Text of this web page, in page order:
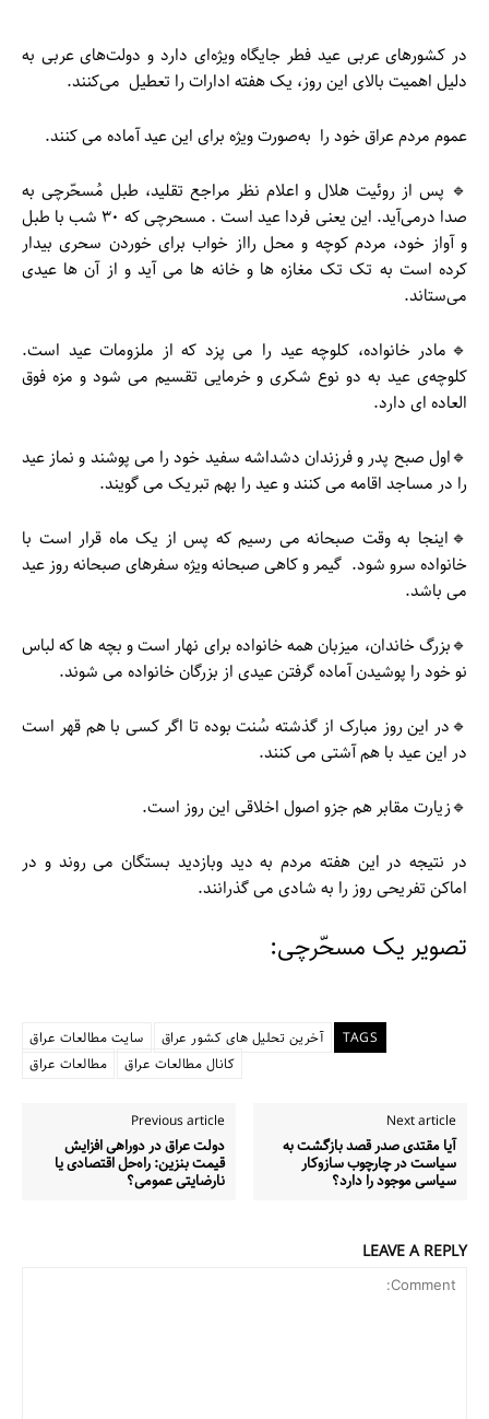
در کشورهای عربی عید فطر جایگاه ویژه‌ای دارد و دولت‌های عربی به
دلیل اهمیت بالای این روز، یک هفته ادارات را تعطیل می‌کنند.
عموم مردم عراق خود را به‌صورت ویژه برای این عید آماده می کنند.
🔹 پس از روئیت هلال و اعلام نظر مراجع تقلید، طبل مُسحّرچی به
صدا درمی‌آید. این یعنی فردا عید است . مسحرچی که ۳۰ شب با طبل
و آواز خود، مردم کوچه و محل رااز خواب برای خوردن سحری بیدار
کرده است به تک تک مغازه ها و خانه ها می آید و از آن ها عیدی
می‌ستاند.
🔹مادر خانواده، کلوچه عید را می پزد که از ملزومات عید است.
کلوچه‌ی عید به دو نوع شکری و خرمایی تقسیم می شود و مزه فوق
العاده ای دارد.
🔹اول صبح پدر و فرزندان دشداشه سفید خود را می پوشند و نماز عید
را در مساجد اقامه می کنند و عید را بهم تبریک می گویند.
🔹اینجا به وقت صبحانه می رسیم که پس از یک ماه قرار است با
خانواده سرو شود. گیمر و کاهی صبحانه ویژه سفرهای صبحانه روز عید
می باشد.
🔹بزرگ خاندان، میزبان همه خانواده برای نهار است و بچه ها که لباس
نو خود را پوشیدن آماده گرفتن عیدی از بزرگان خانواده می شوند.
🔹در این روز مبارک از گذشته سُنت بوده تا اگر کسی با هم قهر است
در این عید با هم آشتی می کنند.
🔹زیارت مقابر هم جزو اصول اخلاقی اين روز است.
در نتیجه در این هفته مردم به دید وبازدید بستگان ‌می روند و در
اماکن تفریحی روز را به شادی می گذرانند.
تصویر یک مسحّرچی:
TAGS آخرین تحلیل های کشور عراق
سایت مطالعات عراق
کانال مطالعات عراق
مطالعات عراق
Previous article
دولت عراق در دوراهی افزایش
قیمت بنزین: راه‌حل اقتصادی یا
نارضایتی عمومی؟
Next article
آیا مقتدی صدر قصد بازگشت به
سیاست در چارچوب سازوکار
سیاسی موجود را دارد؟
LEAVE A REPLY